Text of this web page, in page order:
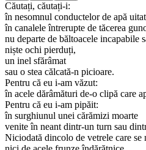
Căutați, căutați-i:
în nesomnul conductelor de apă
în canalele întrerupte de tăcerea
nu departe de băltoacele incapabile
niște ochi pierduți,
un inel sfărâmat
sau o stea călcată-n picioare.
Pentru că eu i-am văzut:
în acele dărâmături de-o clipă care
Pentru că eu i-am pipăit:
în surghiunul unei cărămizi moarte
venite în neant dintr-un turn sau
Niciodată dincolo de vetrele care se